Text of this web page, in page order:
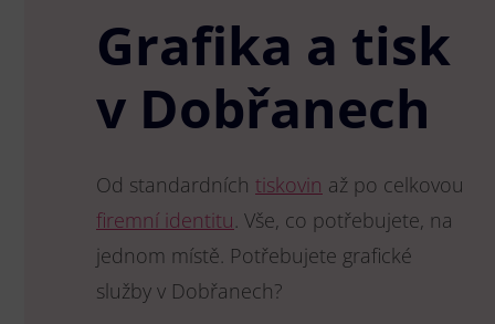
Grafika a tisk
v Dobřanech
Od standardních tiskovin až po celkovou
firemní identitu. Vše, co potřebujete, na
jednom místě. Potřebujete grafické
služby v Dobřanech?